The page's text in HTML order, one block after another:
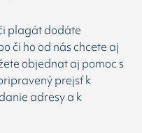
plagát dodáte
či ho od nás chcete aj
objednat aj pomoc s
prejsť k
adresy a k